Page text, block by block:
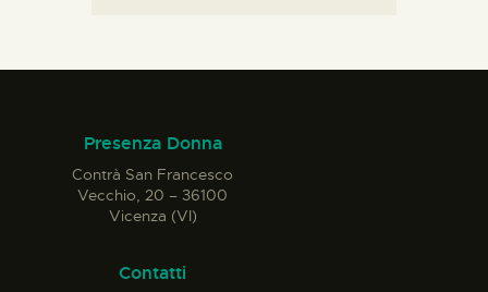
Presenza Donna
Contrà San Francesco
Vecchio, 20 – 36100
Vicenza (VI)
Contatti